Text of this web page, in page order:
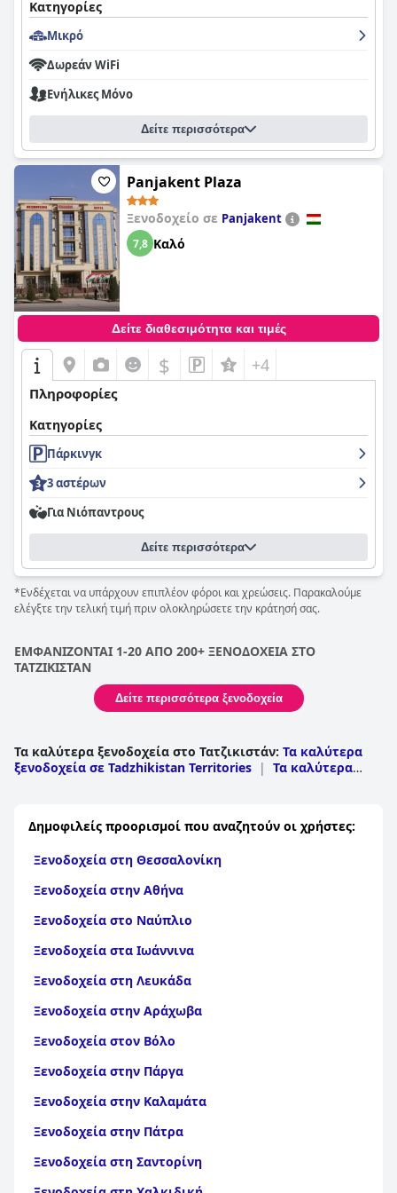
Κατηγορίες
Μικρό
Δωρεάν WiFi
Ενήλικες Μόνο
Δείτε περισσότερα
Panjakent Plaza
Ξενοδοχείο σε Panjakent
7,8 Καλό
Δείτε διαθεσιμότητα και τιμές
$ +4
Πληροφορίες
Κατηγορίες
Πάρκινγκ
3 αστέρων
Για Νιόπαντρους
Δείτε περισσότερα
*Ενδέχεται να υπάρχουν επιπλέον φόροι και χρεώσεις. Παρακαλούμε
ελέγξτε την τελική τιμή πριν ολοκληρώσετε την κράτησή σας.
ΕΜΦΑΝΙΖΟΝΤΑΙ 1-20 ΑΠΟ 200+ ΞΕΝΟΔΟΧΕΙΑ ΣΤΟ
ΤΑΤΖΙΚΙΣΤΑΝ
Δείτε περισσότερα ξενοδοχεία
Τα καλύτερα ξενοδοχεία στο Τατζικιστάν: Τα καλύτερα
ξενοδοχεία σε Tadzhikistan Territories | Τα καλύτερα
Δημοφιλείς προορισμοί που αναζητούν οι χρήστες:
Ξενοδοχεία στη Θεσσαλονίκη
Ξενοδοχεία στην Αθήνα
Ξενοδοχεία στο Ναύπλιο
Ξενοδοχεία στα Ιωάννινα
Ξενοδοχεία στη Λευκάδα
Ξενοδοχεία στην Αράχωβα
Ξενοδοχεία στον Βόλο
Ξενοδοχεία στην Πάργα
Ξενοδοχεία στην Καλαμάτα
Ξενοδοχεία στην Πάτρα
Ξενοδοχεία στη Σαντορίνη